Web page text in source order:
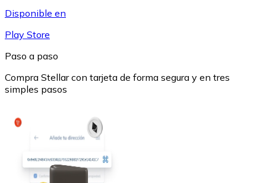
LTC
Disponible en
Play Store
Paso a paso
Compra Stellar con tarjeta de forma segura y en tres
simples pasos